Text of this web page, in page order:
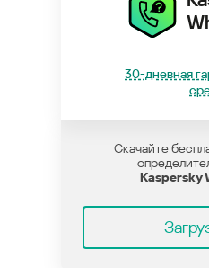
30-дневная
Скачайте
Kaspersky